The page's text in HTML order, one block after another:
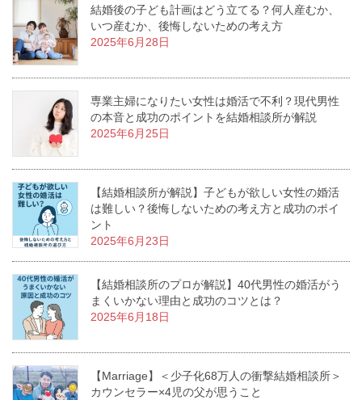
結婚後の子ども計画はどう立てる？何人産むか、
いつ産むか、後悔しないための考え方
2025年6月28日
専業主婦になりたい女性は婚活で不利？現代男性
の本音と成功のポイントを結婚相談所が解説
2025年6月25日
【結婚相談所が解説】子どもが欲しい女性の婚活
は難しい？後悔しないための考え方と成功のポイ
ント
2025年6月23日
【結婚相談所のプロが解説】40代男性の婚活がう
まくいかない理由と成功のコツとは？
2025年6月18日
【Marriage】＜少子化68万人の衝撃結婚相談所＞
カウンセラー×4児の父が思うこと